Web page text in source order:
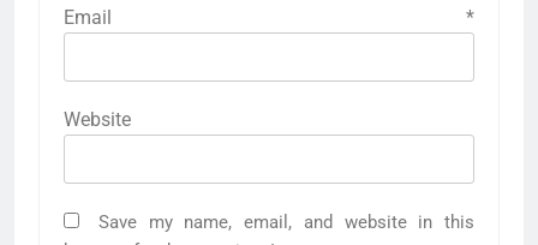
Email *
Website
Save my name, email, and website in this